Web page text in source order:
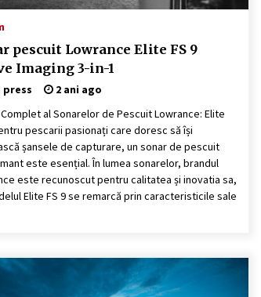
pescuit Lowrance Elite FS 9
Imaging 3-in-1
press
2 ani ago
al Sonarelor de Pescuit Lowrance: Elite
pescarii pasionați care doresc să își
șansele de capturare, un sonar de pescuit
este esențial. În lumea sonarelor, brandul
este recunoscut pentru calitatea și inovatia sa,
Elite FS 9 se remarcă prin caracteristicile sale